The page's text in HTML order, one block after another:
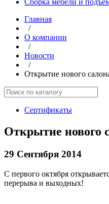
Сборка мебели и
Главная
/
О компании
/
Новости
/
Открытие нового
Сертификаты
Открытие нового
29 Сентября 2014
С первого октября
перерыва и выходных!